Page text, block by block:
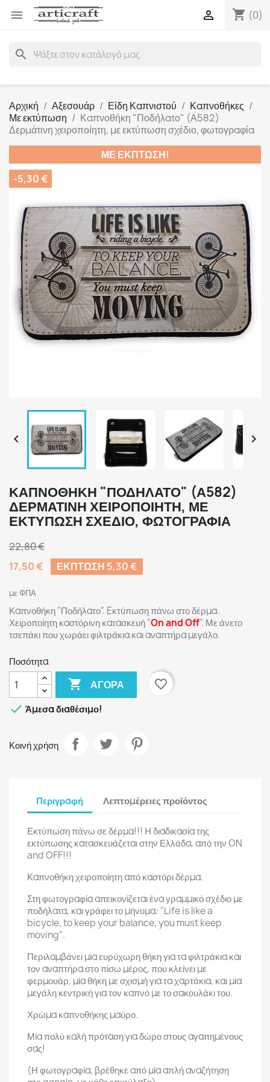
 shopping_cart (0)

search
Αρχική Αξεσουάρ Είδη Καπνιστού
Καπνοθήκες
Με εκτύπωση
Καπνοθήκη "Ποδήλατο" (Α582)
Δερμάτινη χειροποίητη, με εκτύπωση σχέδιο, φωτογραφία
ΜΕ ΈΚΠΤΩΣΗ!
-5,30 €
 
ΚΑΠΝΟΘΉΚΗ "ΠΟΔΉΛΑΤΟ" (Α582)
ΔΕΡΜΆΤΙΝΗ ΧΕΙΡΟΠΟΊΗΤΗ, ΜΕ
ΕΚΤΎΠΩΣΗ ΣΧΈΔΙΟ, ΦΩΤΟΓΡΑΦΊΑ
22,80 €
17,50 €
ΈΚΠΤΩΣΗ 5,30 €
με ΦΠΑ
Καπνοθήκη "Ποδήλατο". Eκτύπωση πάνω στο δέρμα.
Χειροποίητη καστόρινη κατασκευή "On and Off". Με άνετο
τσεπάκι που χωράει φιλτράκια και αναπτήρα μεγάλο.
Ποσότητα
 ΑΓΟΡΆ
favorite_border
 Άμεσα διαθέσιμο!
Κοινή χρήση
Περιγραφή Λεπτομέρειες προϊόντος
Εκτύπωση πάνω σε δέρμα!!! Η διαδικασία της
εκτύπωσης κατασκευάζεται στην Ελλάδα, από την ON
and OFF!!!
Καπνοθήκη χειροποίητη από καστόρι δέρμα.
Στη φωτογραφία απεικονίζεται ένα γραμμικό σχέδιο με
ποδήλατα, και γράφει το μήνυμα: "Life is like a
bicycle, to keep your balance, you must keep
moving".
Περιλαμβάνει μία ευρύχωρη θήκη για τα φιλτράκια και
τον αναπτήρα στο πίσω μέρος, που κλείνει με
φερμουάρ, μία θήκη με σχισμή για τα χαρτάκια, και μία
μεγάλη κεντρική για τον καπνό με το σακουλάκι του.
Χρώμα καπνοθήκης μαύρο.
Μία πολύ καλή πρόταση για δώρο στους αγαπημένους
σας!
(Η φωτογραφία, βρέθηκε από μία απλή αναζήτηση